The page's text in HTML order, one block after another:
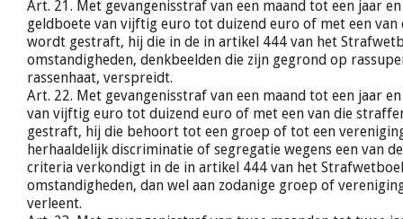
Art. 21. Met gevangenisstraf van een maand tot een jaar
geldboete van vijftig euro tot duizend euro of met een van
wordt gestraft, hij die in de in artikel 444 van het
omstandigheden, denkbeelden die zijn gegrond op
rassenhaat, verspreidt.
Art. 22. Met gevangenisstraf van een maand tot een jaar
van vijftig euro tot duizend euro of met een van die
gestraft, hij die behoort tot een groep of tot een
herhaaldelijk discriminatie of segregatie wegens een van
criteria verkondigt in de in artikel 444 van het
omstandigheden, dan wel aan zodanige groep of
verleent.